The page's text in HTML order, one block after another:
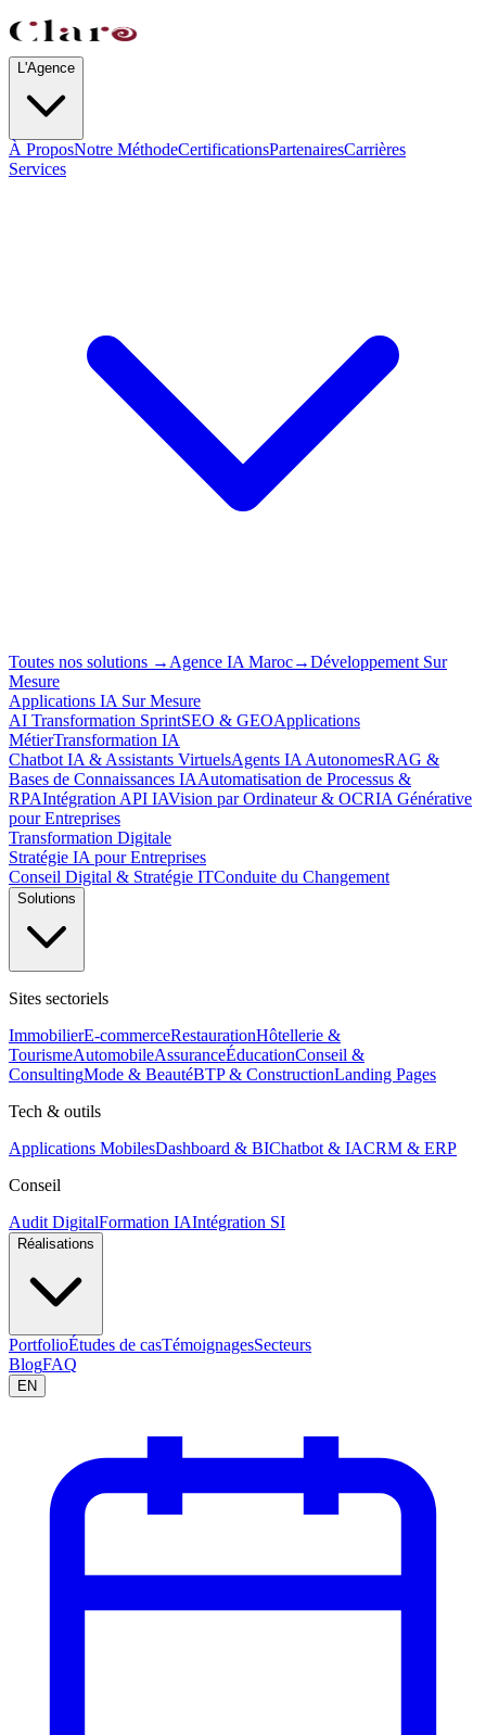
L'Agence
À ProposNotre MéthodeCertificationsPartenairesCarrières
Services
Toutes nos solutions → Agence IA Maroc→Développement Sur
Mesure
Applications IA Sur Mesure
AI Transformation SprintSEO & GEOApplications
MétierTransformation IA
Chatbot IA & Assistants VirtuelsAgents IA AutonomesRAG &
Bases de Connaissances IAAutomatisation de Processus &
RPAIntégration API IAVision par Ordinateur & OCRIA Générative
pour Entreprises
Transformation Digitale
Stratégie IA pour Entreprises
Conseil Digital & Stratégie ITConduite du Changement
Solutions
Sites sectoriels
ImmobilierE-commerceRestaurationHôtellerie &
TourismeAutomobileAssuranceÉducationConseil &
ConsultingMode & BeautéBTP & ConstructionLanding Pages
Tech & outils
Applications MobilesDashboard & BIChatbot & IACRM & ERP
Conseil
Audit DigitalFormation IAIntégration SI
Réalisations
PortfolioÉtudes de casTémoignagesSecteurs
BlogFAQ
EN